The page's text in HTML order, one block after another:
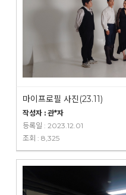
마이프로필 사진(23.11)
작성자 : 관*자
등록일 : 2023.12.01
조회 : 8,325